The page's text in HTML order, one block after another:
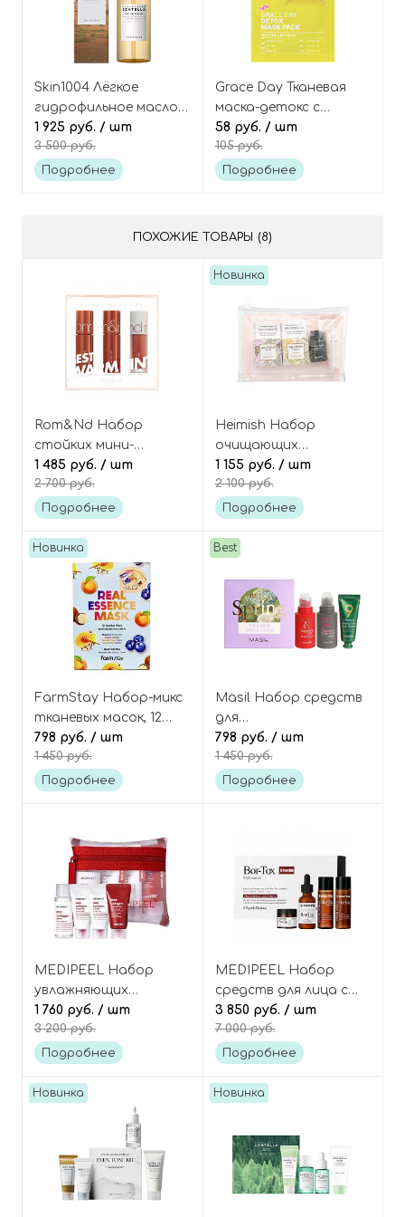
Skin1004 Лёгкое
гидрофильное масло с
мадагаскарской
центеллой,
Madagascar Centella
1 925 руб. / шт
3 500 руб.
Подробнее
Grace Day Тканевая
маска-детокс с
центеллой азиатской
Detox Mask Pack
58 руб. / шт
105 руб.
Подробнее
ПОХОЖИЕ ТОВАРЫ (8)
Rom&Nd Набор
стойких мини-
тинтов, оттенок 01
Warm Tone Pick, Best
Tint Edition
1 485 руб. / шт
2 700 руб.
Подробнее
Новинка
Heimish Набор
очищающих
миниатюр для всех
типов кожи 4
средства, Cleansing
1 155 руб. / шт
2 100 руб.
Подробнее
Новинка
FarmStay Набор-микс
тканевых масок, 12
шт, Real Essence Mask
12 Combo Pack
798 руб. / шт
1 450 руб.
Подробнее
Best
Masil Набор средств
для
восстанавливающего
ухода за волосами, 3
шт, Hello Spring 3-8-9
798 руб. / шт
1 450 руб.
Подробнее
MEDIPEEL Набор
увлажняющих
миниатюр для лица с
коллагеном и
пептидами, 4
Collagen Skin Care Trial
1 760 руб. / шт
3 200 руб.
Подробнее
MEDIPEEL Набор
средств для лица с
ботокс-эффектом
Bor-tox 5 peptide multi
care kit
3 850 руб. / шт
7 000 руб.
Подробнее
Новинка Новинка